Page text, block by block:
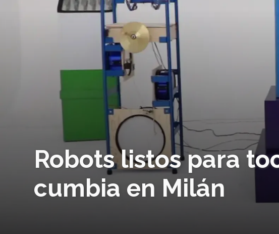
Robots listos para
cumbia en Milán